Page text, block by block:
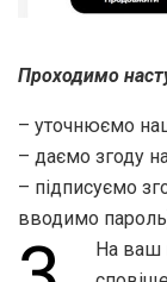
Проходимо
– уточнюємо
– даємо згоду
– підписуємо
вводимо
На ваш